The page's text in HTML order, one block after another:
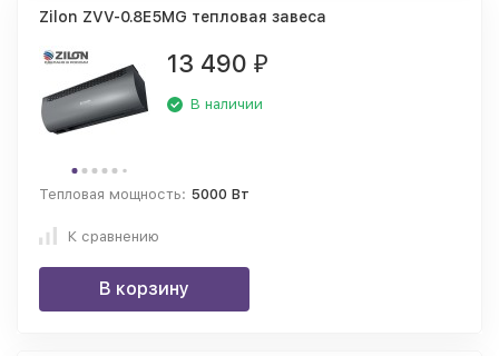
Zilon ZVV-0.8E5MG тепловая завеса
13 490 ₽
В наличии
Тепловая мощность: 5000 Вт
К сравнению
В корзину